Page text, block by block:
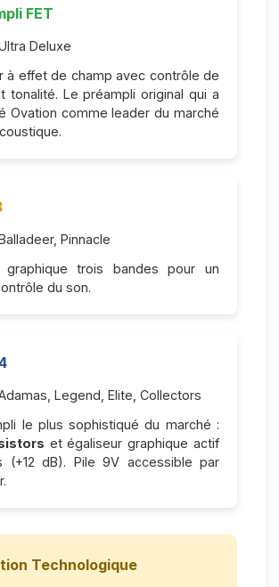
FET
Deluxe
à effet de champ avec contrôle de
tonalité. Le préampli original qui a
Ovation comme leader du marché
Pinnacle
graphique trois bandes pour un
du son.
Legend, Elite, Collectors
le plus sophistiqué du marché :
et égaliseur graphique actif
(+12 dB). Pile 9V accessible par
Technologique